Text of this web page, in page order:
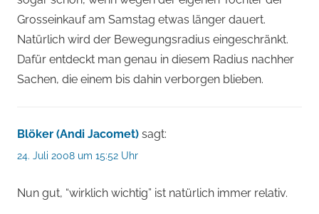
Grosseinkauf am Samstag etwas länger dauert.
Natürlich wird der Bewegungsradius eingeschränkt.
Dafür entdeckt man genau in diesem Radius nachher
Sachen, die einem bis dahin verborgen blieben.
Blöker (Andi Jacomet) sagt:
24. Juli 2008 um 15:52 Uhr
Nun gut, “wirklich wichtig” ist natürlich immer relativ.